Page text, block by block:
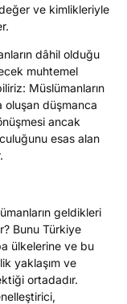
ve kimlikleriyle
dâhil olduğu
muhtemel
Müslümanların
oluşan düşmanca
ancak
esas alan
geldikleri
Bunu Türkiye
ülkelerine ve bu
yaklaşım ve
ortadadır.